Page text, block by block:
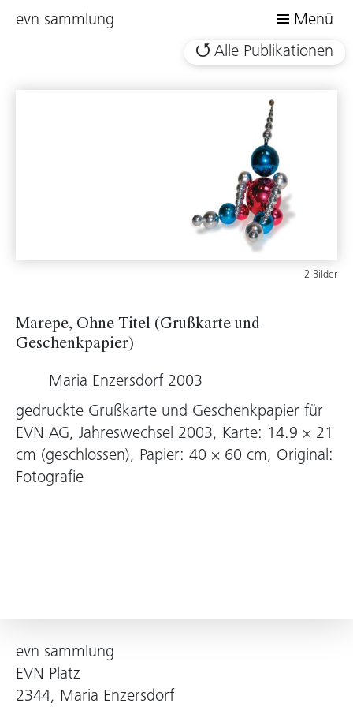
evn sammlung
Menü
Alle Publikationen
2 Bilder
Marepe, Ohne Titel (Grußkarte und
Geschenkpapier)
Maria Enzersdorf 2003
gedruckte Grußkarte und Geschenkpapier für
EVN AG, Jahreswechsel 2003, Karte: 14.9 × 21
cm (geschlossen), Papier: 40 × 60 cm, Original:
Fotografie
evn sammlung
EVN Platz
2344, Maria Enzersdorf